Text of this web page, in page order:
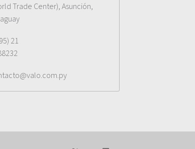
Trade Center), Asunción,
21